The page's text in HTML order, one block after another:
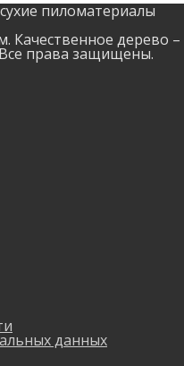
пиломатериалы
Качественное дерево –
права защищены.
данных